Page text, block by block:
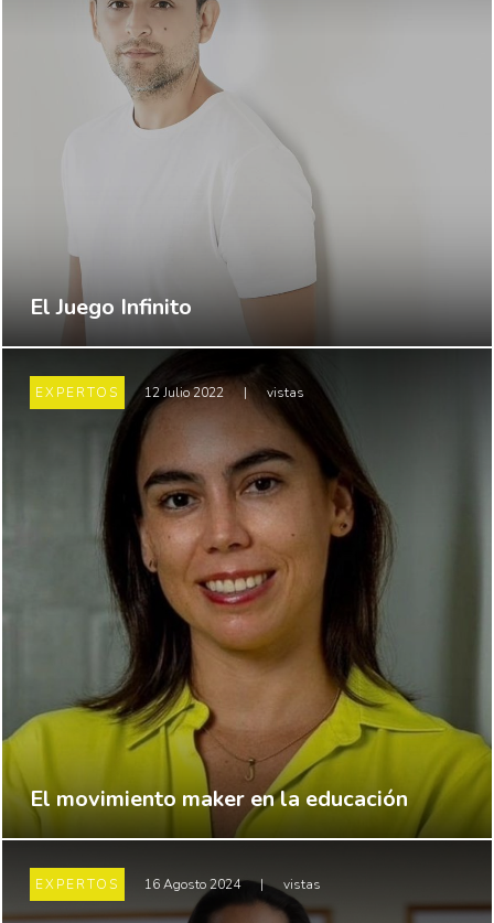
El Juego Infinito
EXPERTOS 12 Julio 2022 | vistas
El movimiento maker en la educación
EXPERTOS 16 Agosto 2024 | vistas